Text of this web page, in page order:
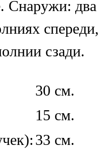
Снаружи: два
спереди,
сзади.
30 см.
15 см.
33 см.